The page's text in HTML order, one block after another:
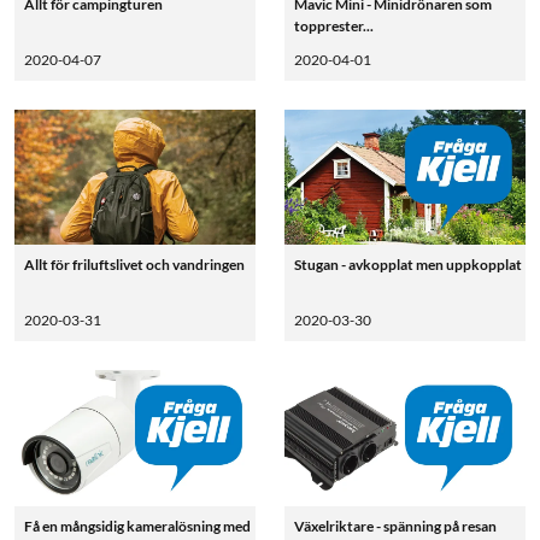
Allt för campingturen
2020-04-07
Mavic Mini - Minidrönaren som
topprester...
2020-04-01
Allt för friluftslivet och vandringen
2020-03-31
Stugan - avkopplat men uppkopplat
2020-03-30
Få en mångsidig kameralösning med
Växelriktare - spänning på resan